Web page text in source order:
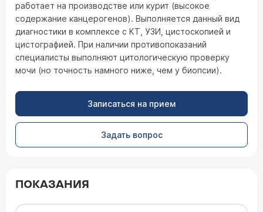
работает на производстве или курит (высокое
содержание канцерогенов). Выполняется данный вид
диагностики в комплексе с КТ, УЗИ, цистоскопией и
цистографией. При наличии противопоказаний
специалисты выполняют цитологическую проверку
мочи (но точность намного ниже, чем у биопсии).
Записаться на прием
Задать вопрос
ПОКАЗАНИЯ